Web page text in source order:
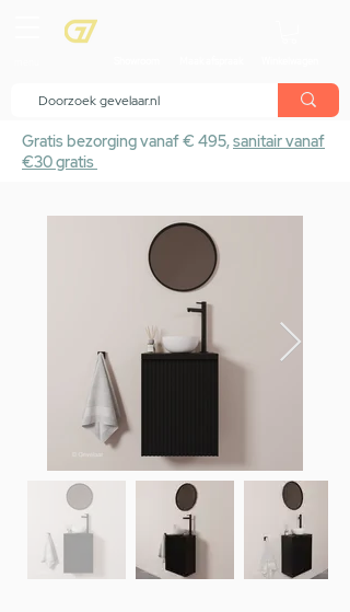
Gratis bezorging vanaf € 495,sanitair vanaf
€30 gratis